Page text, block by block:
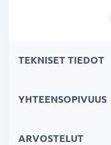
Ricoh R50 kameran
alkuperäiselle
ja tehokas akku
TEKNISET TIEDOT
YHTEENSOPIVUUS
ARVOSTELUT